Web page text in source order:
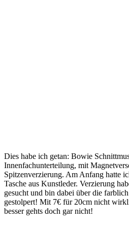
Dies habe ich getan: Bowie
Innenfachunterteilung, mit
Spitzenverzierung. Am Anfang hatte
Tasche aus Kunstleder. Verzierung
gesucht und bin dabei über die
gestolpert! Mit 7€ für 20cm nicht
besser gehts doch gar nicht!